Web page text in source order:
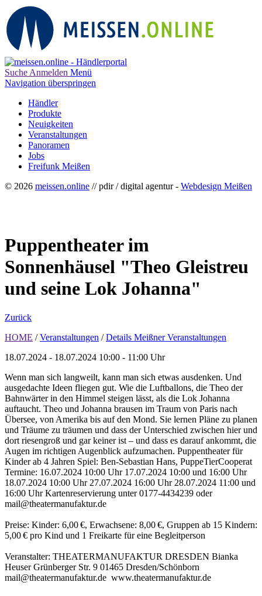
Suche Anmelden Menü
Navigation überspringen
Händler
Produkte
Neuigkeiten
Veranstaltungen
Panoramen
Jobs
Freifunk Meißen
© 2026 meissen.online // pdir / digital agentur - Webdesign Meißen
Puppentheater im
Sonnenhäusel "Theo Gleistreu
und seine Lok Johanna"
Zurück
HOME / Veranstaltungen / Details Meißner Veranstaltungen
18.07.2024 - 18.07.2024 10:00 - 11:00 Uhr
Wenn man sich langweilt, kann man sich etwas ausdenken. Und
ausgedachte Ideen fliegen gut. Wie die Luftballons, die Theo der
Bahnwärter in den Himmel steigen lässt, als die Lok Johanna
auftaucht. Theo und Johanna brausen im Traum von Paris nach
Übersee, von Amerika bis auf den Mond. Sie lernen Pläne zu planen
und Träume zu träumen und dass der Unterschied zwischen hier und
dort riesengroß und gar keiner ist – und dass es darauf ankommt, die
Augen im richtigen Augenblick aufzumachen. Puppentheater für
Kinder ab 4 Jahren Spiel: Ben-Sebastian Hans, PuppeTierCooperat
Termine: 16.07.2024 10:00 Uhr 17.07.2024 10:00 und 16:00 Uhr
18.07.2024 10:00 Uhr 27.07.2024 16:00 Uhr 28.07.2024 11:00 und
16:00 Uhr Kartenreservierung unter 0177-4434239 oder
mail@theatermanufaktur.de
Preise: Kinder: 6,00 €, Erwachsene: 8,00 €, Gruppen ab 15 Kindern:
5,00 € pro Kind und 1 Freikarte für eine Begleitperson
Veranstalter: THEATERMANUFAKTUR DRESDEN Bianka
Heuser Grünberger Str. 9 01465 Dresden/Schönborn
mail@theatermanufaktur.de www.theatermanufaktur.de